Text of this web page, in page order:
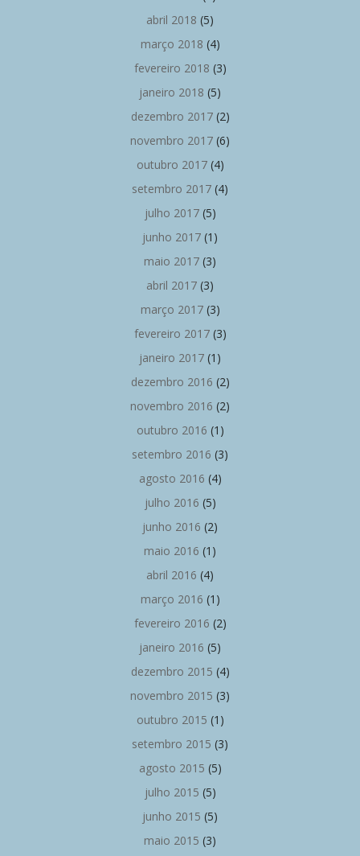
abril 2018 (5)
março 2018 (4)
fevereiro 2018 (3)
janeiro 2018 (5)
dezembro 2017(2)
novembro 2017 (6)
outubro 2017(4)
setembro 2017 (4)
julho 2017(5)
junho 2017 (1)
maio 2017 (3)
abril 2017 (3)
março 2017(3)
fevereiro 2017(3)
janeiro 2017 (1)
dezembro 2016 (2)
novembro 2016 (2)
outubro 2016 (1)
setembro 2016 (3)
agosto 2016 (4)
julho 2016 (5)
junho 2016 (2)
maio 2016 (1)
abril 2016 (4)
março 2016 (1)
fevereiro 2016 (2)
janeiro 2016 (5)
dezembro 2015 (4)
novembro 2015 (3)
outubro 2015 (1)
setembro 2015 (3)
agosto 2015 (5)
julho 2015 (5)
junho 2015 (5)
maio 2015 (3)